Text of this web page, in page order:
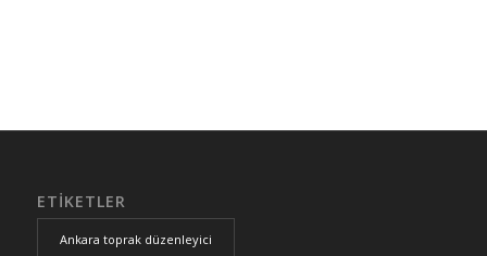
ETIKETLER
Ankara toprak düzenleyici